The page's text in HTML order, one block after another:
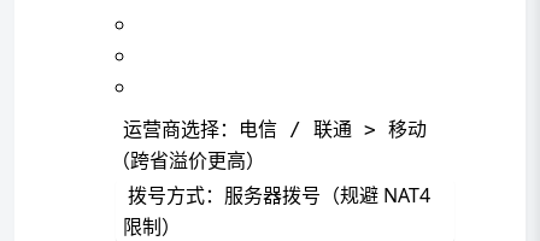
（跨省溢价更高）
限制）